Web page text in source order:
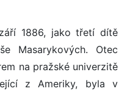
1886, jako třetí dítě
Masarykových. Otec
na pražské univerzitě
z Ameriky, byla v